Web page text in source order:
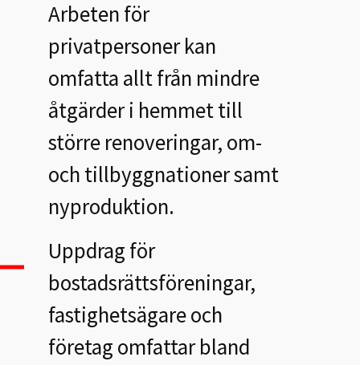
Arbeten för
privatpersoner kan
omfatta allt från mindre
åtgärder i hemmet till
större renoveringar, om-
och tillbyggnationer samt
nyproduktion.
Uppdrag för
bostadsrättsföreningar,
fastighetsägare och
företag omfattar bland